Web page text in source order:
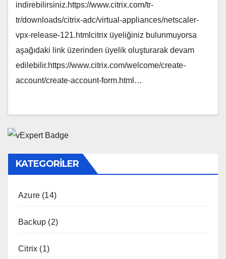
indirebilirsiniz.https://www.citrix.com/tr-
tr/downloads/citrix-adc/virtual-appliances/netscaler-
vpx-release-121.htmlcitrix üyeliğiniz bulunmuyorsa
aşağıdaki link üzerinden üyelik oluşturarak devam
edilebilir.https://www.citrix.com/welcome/create-
account/create-account-form.html…
KATEGORILER
Azure (14)
Backup (2)
Citrix (1)